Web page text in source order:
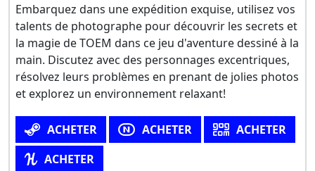
Embarquez dans une expédition exquise, utilisez vos
talents de photographe pour découvrir les secrets et
la magie de TOEM dans ce jeu d'aventure dessiné à la
main. Discutez avec des personnages excentriques,
résolvez leurs problèmes en prenant de jolies photos
et explorez un environnement relaxant!
ACHETER ACHETER
ACHETER
ACHETER